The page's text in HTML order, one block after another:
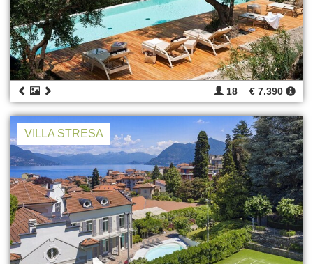
18 € 7.390
VILLA STRESA